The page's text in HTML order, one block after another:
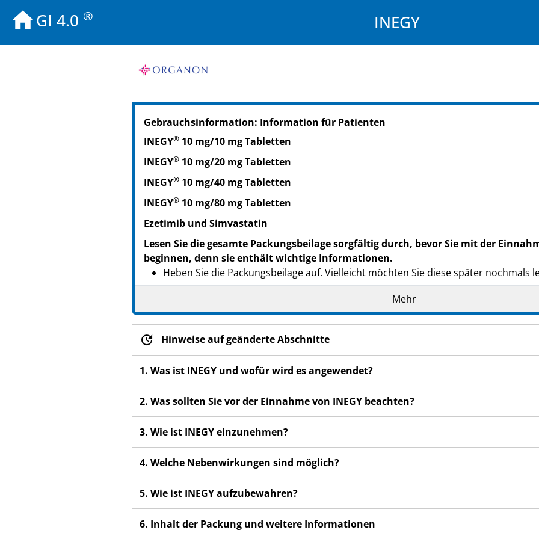
GI 4.0 ® INEGY
PZN: 00761029
PPN: 110076102938
PZN: 00761041
Gebrauchsinformation: Information für Patienten
INEGY® 10 mg/10 mg Tabletten
INEGY® 10 mg/20 mg Tabletten
INEGY® 10 mg/40 mg Tabletten
INEGY® 10 mg/80 mg Tabletten
Ezetimib und Simvastatin
Lesen Sie die gesamte Packungsbeilage sorgfältig durch, bevor Sie mit der
beginnen, denn sie enthält wichtige Informationen.
Heben Sie die Packungsbeilage auf. Vielleicht möchten Sie diese später nochmals
Wenn Sie weitere Fragen haben, wenden Sie sich an Ihren Arzt oder Apotheker.
Dieses Arzneimittel wurde Ihnen persönlich verschrieben. Geben Sie es nicht an
anderen Menschen schaden, auch wenn diese die gleichen Beschwerden haben
Wenn Sie Nebenwirkungen bemerken, wenden Sie sich an Ihren Arzt oder
Nebenwirkungen, die nicht in dieser Packungsbeilage angegeben sind. Siehe
Mehr
Hinweise auf geänderte Abschnitte
1. Was ist INEGY und wofür wird es angewendet?
2. Was sollten Sie vor der Einnahme von INEGY beachten?
3. Wie ist INEGY einzunehmen?
4. Welche Nebenwirkungen sind möglich?
5. Wie ist INEGY aufzubewahren?
6. Inhalt der Packung und weitere Informationen